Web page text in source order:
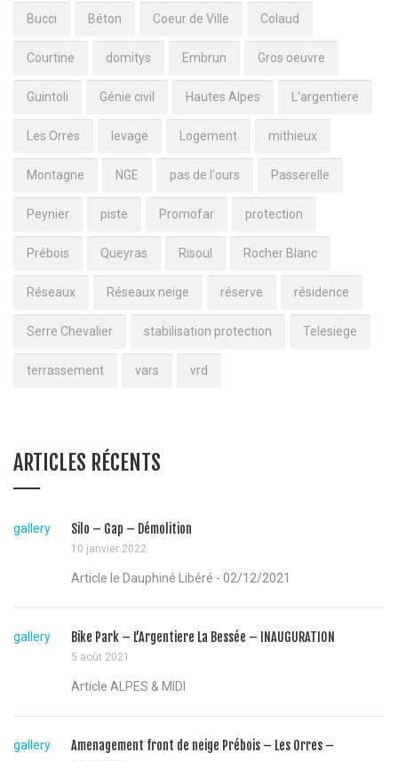
Bucci Béton Coeur de Ville Colaud
Courtine domitys Embrun Gros oeuvre
Guintoli Génie civil Hautes Alpes L'argentiere
Les Orres levage Logement mithieux
Montagne NGE pas de l'ours Passerelle
Peynier piste Promofar protection
Prébois Queyras Risoul Rocher Blanc
Réseaux Réseaux neige réserve résidence
Serre Chevalier stabilisation protection Telesiege
terrassement vars vrd
ARTICLES RÉCENTS
gallery Silo – Gap – Démolition
10 janvier 2022
Article le Dauphiné Libéré - 02/12/2021
gallery Bike Park – L’Argentiere La Bessée – INAUGURATION
5 août 2021
Article ALPES & MIDI
gallery
Amenagement front de neige Prébois – Les Orres –